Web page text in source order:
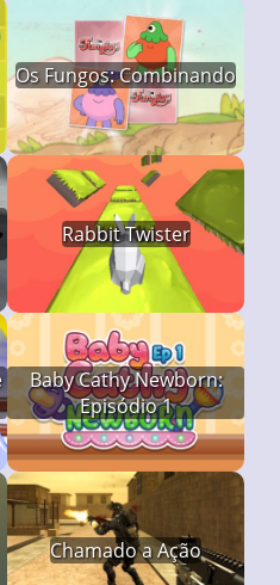
Os Fungos: Combinando
Rabbit Twister
Baby Cathy Newborn:
Episódio 1
Chamado a Ação